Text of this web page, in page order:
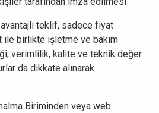
teklif, sadece fiyat
ile birlikte işletme ve bakım
verimlilik, kalite ve teknik değer
da dikkate alınarak
Biriminden veya web